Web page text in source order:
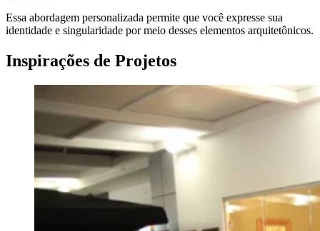
Essa abordagem personalizada permite que você expresse sua
identidade e singularidade por meio desses elementos arquitetônicos.
Inspirações de Projetos